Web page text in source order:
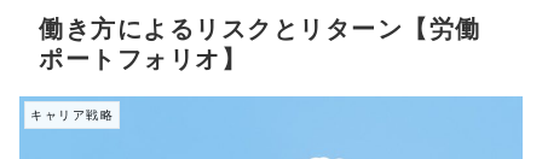
働き方によるリスクとリターン【労働
ポートフォリオ】
キャリア戦略